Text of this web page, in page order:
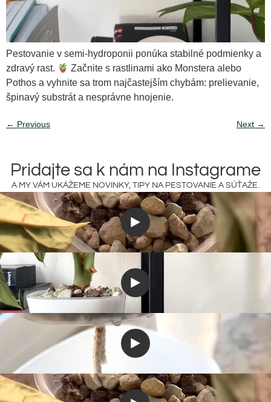
Pestovanie v semi-hydroponii ponúka stabilné podmienky a
zdravý rast.
Začnite s rastlinami ako Monstera alebo
Pothos a vyhnite sa trom najčastejším chybám: prelievanie,
špinavý substrát a nesprávne hnojenie.
← Previous Next →
Pridajte sa k nám na Instagrame
A MY VÁM UKÁŽEME NOVINKY, TIPY NA PESTOVANIE A SÚŤAŽE.